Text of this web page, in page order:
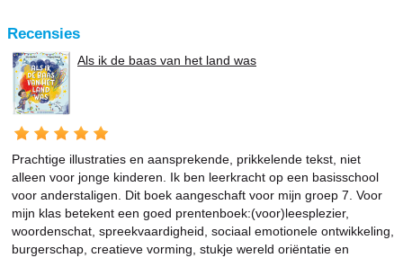
Recensies
Als ik de baas van het land was
Prachtige illustraties en aansprekende, prikkelende tekst, niet
alleen voor jonge kinderen. Ik ben leerkracht op een basisschool
voor anderstaligen. Dit boek aangeschaft voor mijn groep 7. Voor
mijn klas betekent een goed prentenboek:(voor)leesplezier,
woordenschat, spreekvaardigheid, sociaal emotionele ontwikkeling,
burgerschap, creatieve vorming, stukje wereld oriëntatie en